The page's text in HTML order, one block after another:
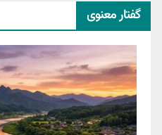
گفتار معنوی